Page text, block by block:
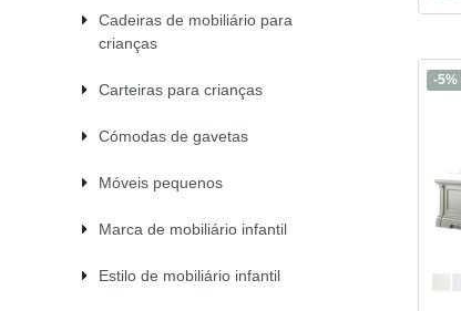
Cadeiras de mobiliário para
crianças
Carteiras para crianças
Cómodas de gavetas
Móveis pequenos
Marca de mobiliário infantil
Estilo de mobiliário infantil
-5%